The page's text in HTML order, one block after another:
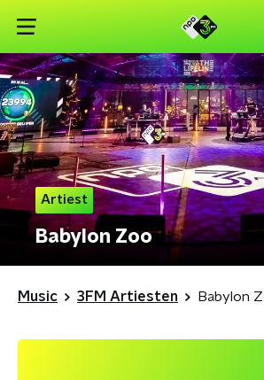
Artiest
Babylon Zoo
Music 3FM Artiesten Babylon